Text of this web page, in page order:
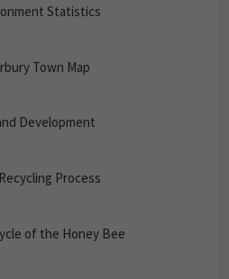
Statistics
Town Map
Development
Process
of the Honey Bee